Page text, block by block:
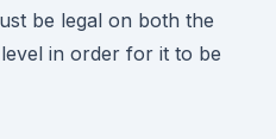
be legal on both the
in order for it to be